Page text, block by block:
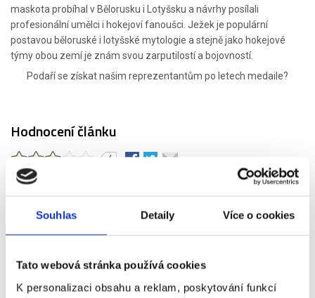
Souhlas Detaily Více o cookies
Tato webová stránka používá cookies
K personalizaci obsahu a reklam, poskytování funkcí
maskota probíhal v Bělorusku i Lotyšsku a návrhy posílali
profesionální umělci i hokejoví fanoušci. Ježek je populární
postavou běloruské i lotyšské mytologie a stejně jako hokejové
týmy obou zemí je znám svou zarputilostí a bojovností.
Podaří se získat našim reprezentantům po letech medaile?
Hodnocení článku
4
Los Angeles - nová hokejová destinace
Jaromír Jágr do Calgary
Flames!Oficiální maskot MS v hokeji 2018 představen!
sezony